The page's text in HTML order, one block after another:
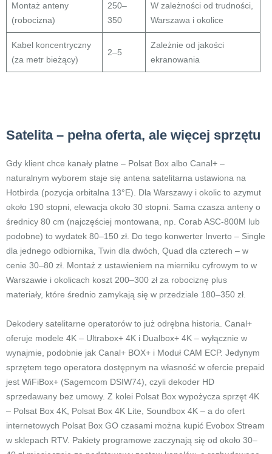
Montaż anteny
(robocizna)
250–
350
W zależności od trudności,
Warszawa i okolice
Kabel koncentryczny
(za metr bieżący)
2–5
Zależnie od jakości
ekranowania
Satelita – pełna oferta, ale więcej sprzętu
Gdy klient chce kanały płatne – Polsat Box albo Canal+ –
naturalnym wyborem staje się antena satelitarna ustawiona na
Hotbirda (pozycja orbitalna 13°E). Dla Warszawy i okolic to azymut
około 190 stopni, elewacja około 30 stopni. Sama czasza anteny o
średnicy 80 cm (najczęściej montowana, np. Corab ASC-800M lub
podobne) to wydatek 80–150 zł. Do tego konwerter Inverto – Single
dla jednego odbiornika, Twin dla dwóch, Quad dla czterech – w
cenie 30–80 zł. Montaż z ustawieniem na mierniku cyfrowym to w
Warszawie i okolicach koszt 200–300 zł za robociznę plus
materiały, które średnio zamykają się w przedziale 180–350 zł.
Dekodery satelitarne operatorów to już odrębna historia. Canal+
oferuje modele 4K – Ultrabox+ 4K i Dualbox+ 4K – wyłącznie w
wynajmie, podobnie jak Canal+ BOX+ i Moduł CAM ECP. Jedynym
sprzętem tego operatora dostępnym na własność w ofercie prepaid
jest WiFiBox+ (Sagemcom DSIW74), czyli dekoder HD
sprzedawany bez umowy. Z kolei Polsat Box wypożycza sprzęt 4K
– Polsat Box 4K, Polsat Box 4K Lite, Soundbox 4K – a do ofert
internetowych Polsat Box GO czasami można kupić Evobox Stream
w sklepach RTV. Pakiety programowe zaczynają się od około 30–